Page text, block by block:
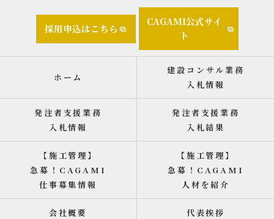
採用申込はこちら
CAGAMI公式サイ
ト
ホーム
建設コンサル業務
入札情報
発注者支援業務
入札情報
発注者支援業務
入札結果
【施工管理】
急募！CAGAMI
仕事募集情報
【施工管理】
急募！CAGAMI
人材を紹介
会社概要 代表挨拶